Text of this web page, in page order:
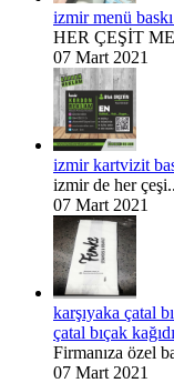
izmir menü
HER ÇEŞİT
07 Mart 2021
izmir kartvizit
izmir de her çeşi..
07 Mart 2021
karşıyaka çatal
çatal bıçak
Firmanıza özel
07 Mart 2021